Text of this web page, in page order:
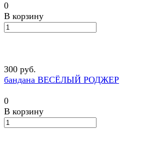
0
В корзину
300 руб.
бандана ВЕСЁЛЫЙ РОДЖЕР
0
В корзину